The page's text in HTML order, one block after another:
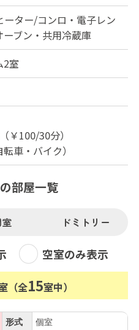
ーター/コンロ・電子レン
ブン・共用冷蔵庫
2室
￥100/30分）
車・バイク）
部屋一覧
ドミトリー
空室のみ表示
（全15室中）
形式 個室